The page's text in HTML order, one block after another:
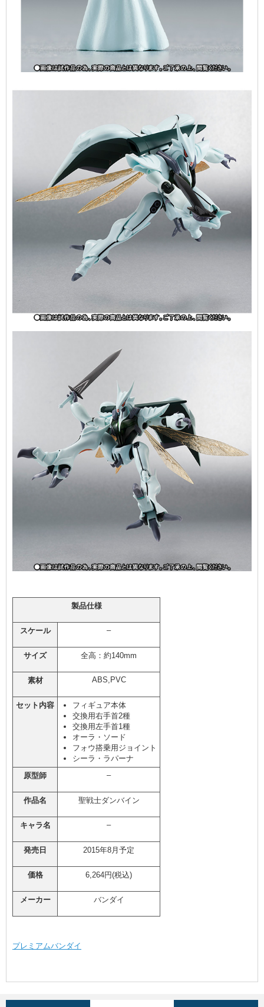
製品仕様
スケール –
サイズ 全高：約140mm
素材 ABS,PVC
セット内容
フィギュア本体
交換用右手首2種
交換用左手首1種
オーラ・ソード
フォウ搭乗用ジョイント
シーラ・ラパーナ
原型師
–
作品名 聖戦士ダンバイン
キャラ名 –
発売日 2015年8月予定
価格 6,264円(税込)
メーカー バンダイ
プレミアムバンダイ